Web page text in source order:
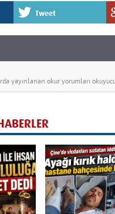
Tweet
yayınlanan okur yorumları